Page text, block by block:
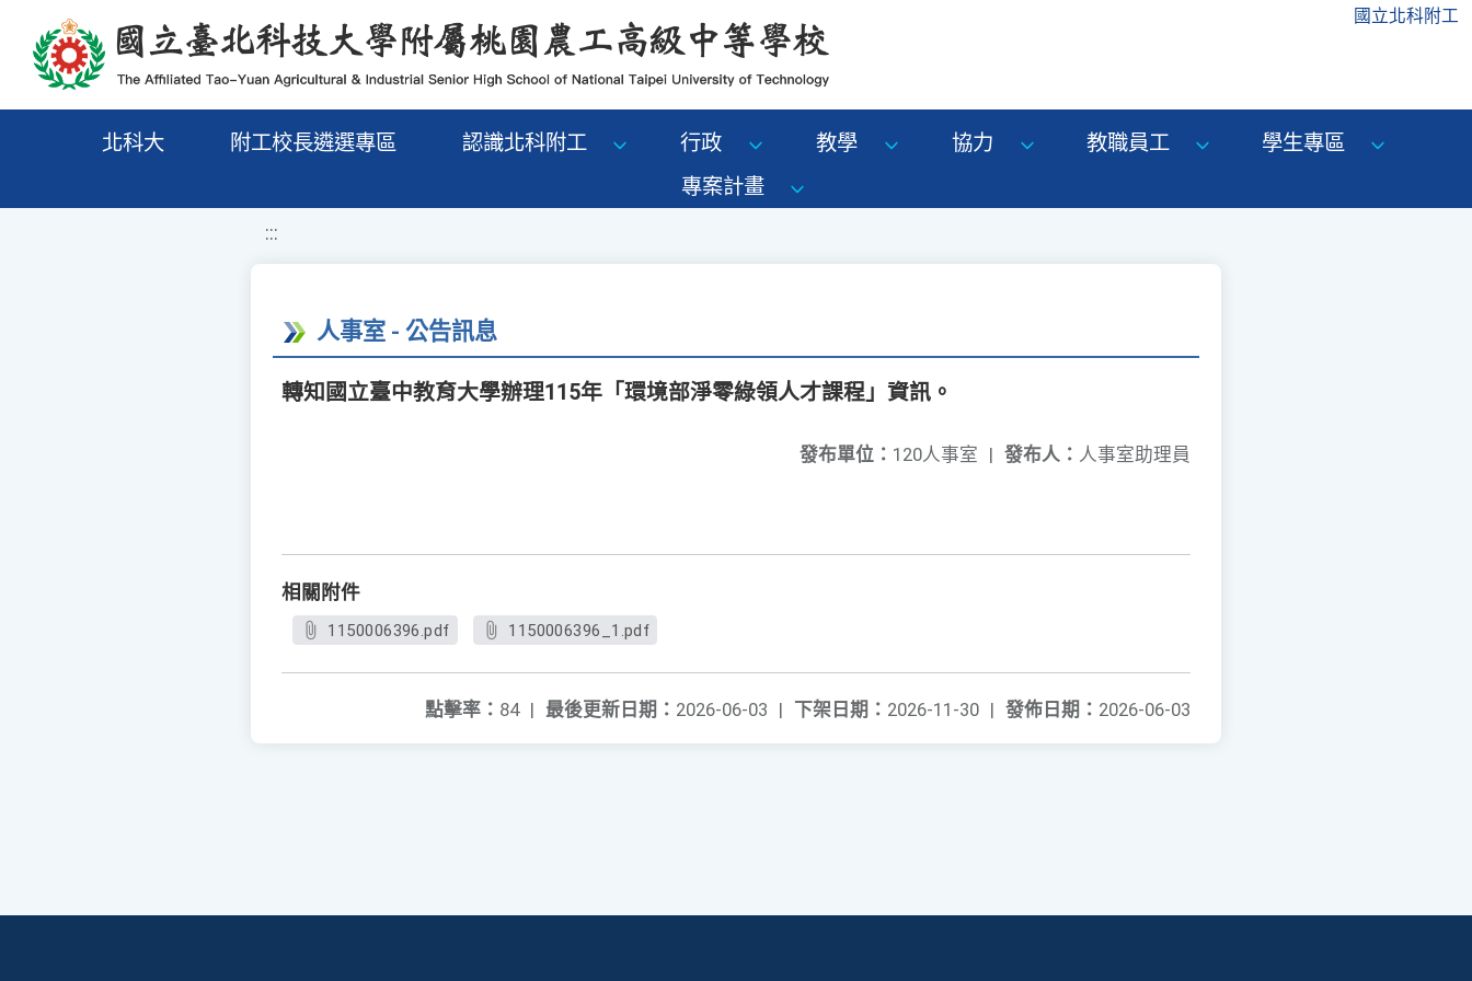
移至網頁之主要內容區位置 國立北科附工
北科大 附工校長遴選專區 認識北科附工 行政 教學 協力 教職員工
學生專區
專案計畫
:::
人事室 - 公告訊息
轉知國立臺中教育大學辦理115年「環境部淨零綠領人才課程」資訊。
發布人： 人事室助理員
發布單位： 120人事室 |
相關附件
1150006396.pdf 1150006396_1.pdf
發佈日期： 2026-06-03
下架日期： 2026-11-30 |
最後更新日期： 2026-06-03 |
點擊率： 84 |